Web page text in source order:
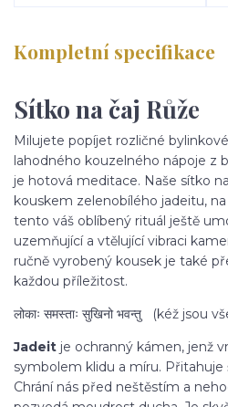
Kompletní specifikace
Sítko na čaj Růže
Milujete popíjet rozličné
lahodného kouzelného nápoje z
je hotová meditace. Naše sítko
kouskem zelenobílého jadeitu,
tento váš oblíbený rituál ještě
uzemňující a vtělující vibraci
ručně vyrobený kousek je také
každou příležitost.
लोकाः समस्ताः सुखिनो भवन्तु (kéž
Jadeit je ochranný kámen, jenž
symbolem klidu a míru. Přitahuje
Chrání nás před neštěstím a